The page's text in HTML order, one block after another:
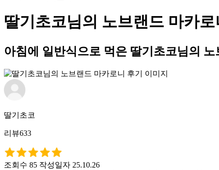
딸기초코님의 노브랜드 마카
아침에 일반식으로 먹은 딸기초코님의
딸기초코
리뷰633
조회수 85 작성일자 25.10.26